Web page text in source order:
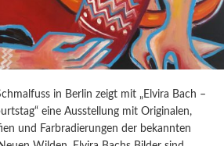
in Berlin zeigt mit „Elvira Bach –
eine Ausstellung mit Originalen,
und Farbradierungen der bekannten